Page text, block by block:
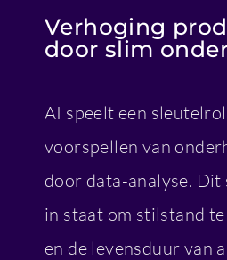
Verhoging
door slim
AI speelt een
voorspellen van
door data-analyse.
in staat om stilstand
en de levensduur van